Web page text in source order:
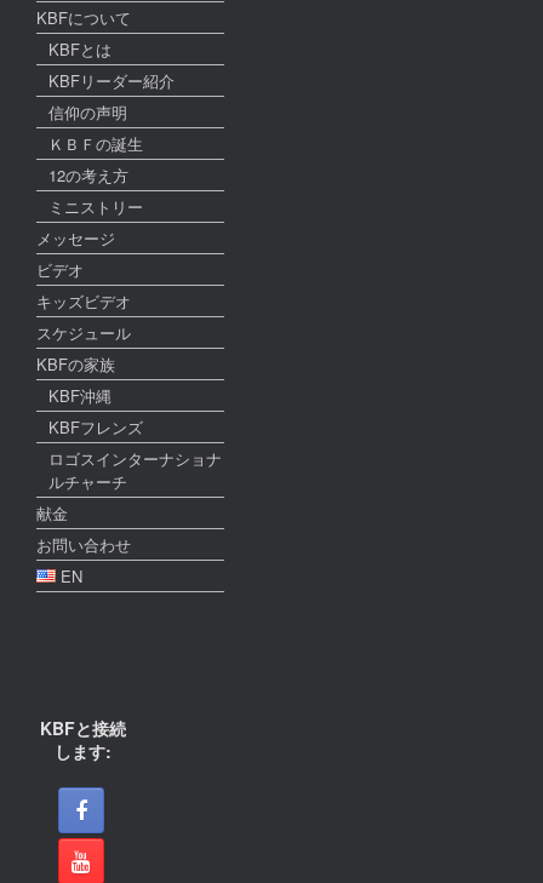
KBFについて
KBFとは
KBFリーダー紹介
信仰の声明
ＫＢＦの誕生
12の考え方
ミニストリー
メッセージ
ビデオ
キッズビデオ
スケジュール
KBFの家族
KBF沖縄
KBFフレンズ
ロゴスインターナショナ
ルチャーチ
献金
お問い合わせ
EN
KBFと接続
します: